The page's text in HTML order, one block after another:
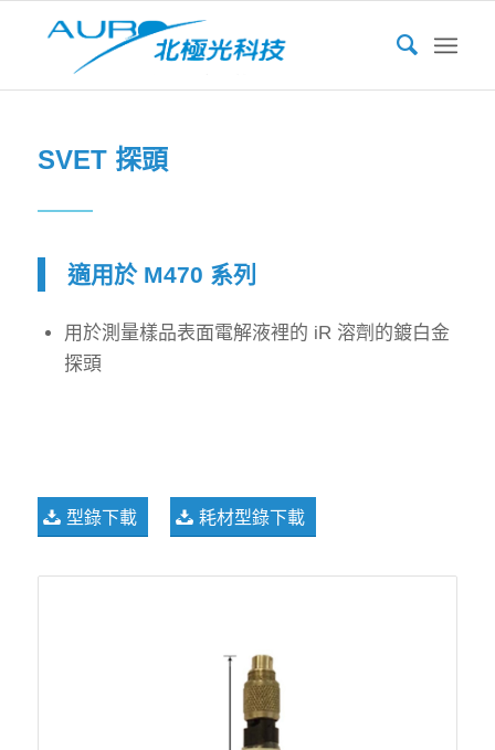
SVET 探頭
適用於 M470 系列
用於測量樣品表面電解液裡的 iR 溶劑的鍍白金
探頭
型錄下載 耗材型錄下載